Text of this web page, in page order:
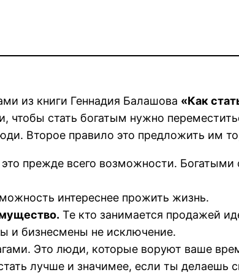
из книги Геннадия Балашова «Как
чтобы стать богатым нужно
Второе правило это предложить им
это прежде всего возможности. Богатыми
интереснее прожить жизнь.
Те кто занимается продажей
и бизнесмены не исключение.
Это люди, которые воруют ваше
лучше и значимее, если ты делаешь